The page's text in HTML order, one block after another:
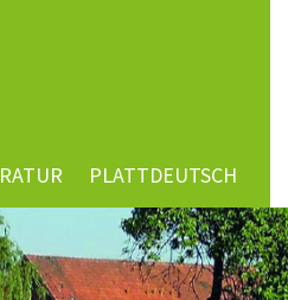
PLATTDEUTSCH